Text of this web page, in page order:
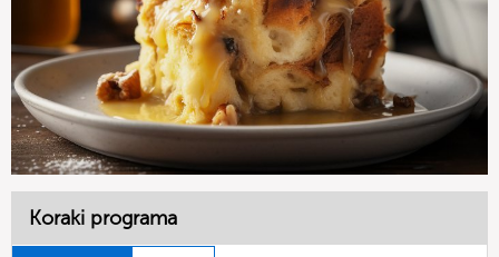
Koraki programa